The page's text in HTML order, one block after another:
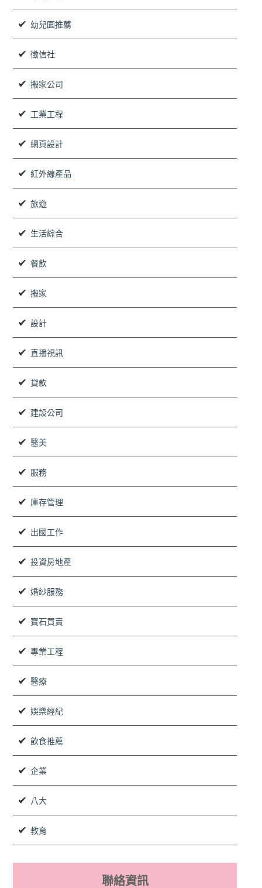
幼兒園推薦
徵信社
搬家公司
工業工程
網頁設計
紅外線產品
旅遊
生活綜合
餐飲
搬家
設計
直播視訊
貸款
建設公司
醫美
服務
庫存管理
出國工作
投資房地產
婚紗服務
寶石買賣
專業工程
醫療
娛樂經紀
飲食推薦
企業
八大
教育
聯絡資訊